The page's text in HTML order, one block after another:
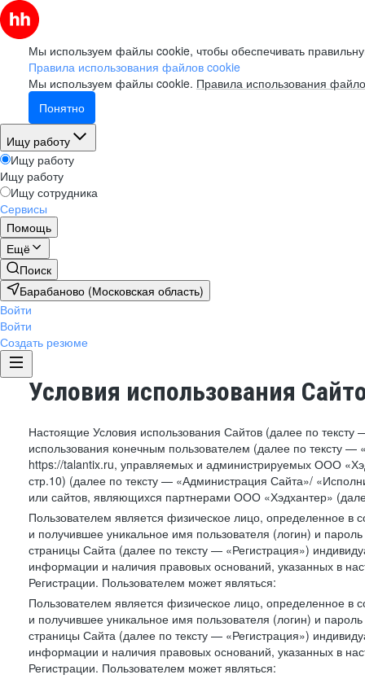
Мы используем файлы cookie, чтобы обеспечивать
Правила использования файлов cookie
Мы используем файлы cookie. Правила использования
Понятно
Ищу работу
Ищу работу
Ищу работу
Ищу сотрудника
Сервисы
Помощь
Ещё
Поиск
Барабаново (Московская область)
Войти
Войти
Создать резюме
Условия использования
Настоящие Условия использования Сайтов (далее по
использования конечным пользователем (далее по тексту
https://talantix.ru, управляемых и администрируемых ООО
стр.10) (далее по тексту — «Администрация Сайта»/
или сайтов, являющихся партнерами ООО «Хэдхантер»
Пользователем является физическое лицо, определенное в
и получившее уникальное имя пользователя (логин) и
страницы Сайта (далее по тексту — «Регистрация»)
информации и наличия правовых оснований, указанных в
Регистрации. Пользователем может являться:
Пользователем является физическое лицо, определенное в
и получившее уникальное имя пользователя (логин) и
страницы Сайта (далее по тексту — «Регистрация»)
информации и наличия правовых оснований, указанных в
Регистрации. Пользователем может являться: